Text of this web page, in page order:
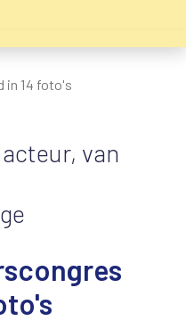
in 14 foto's
van